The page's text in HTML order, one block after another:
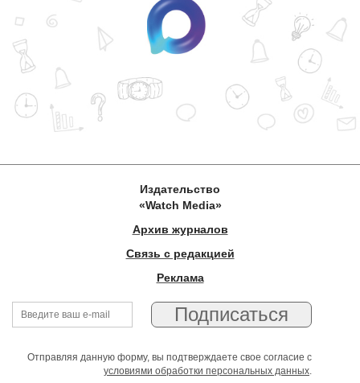
Издательство
«Watch Media»
Архив журналов
Связь с редакцией
Реклама
Отправляя данную форму, вы подтверждаете свое согласие с
условиями обработки персональных данных.